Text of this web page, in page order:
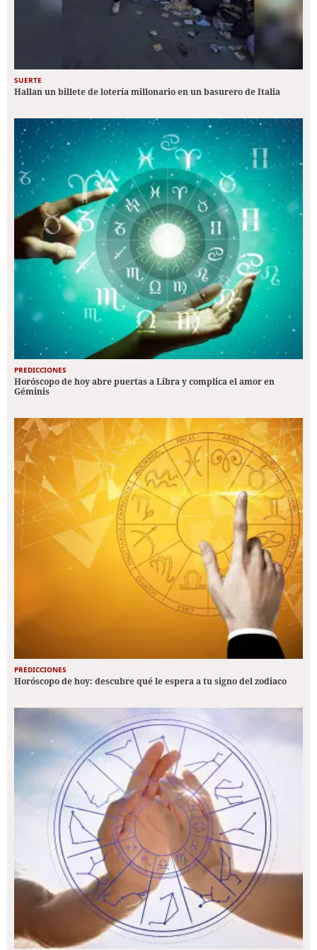
SUERTE
Hallan un billete de lotería millonario en un basurero de Italia
PREDICCIONES
Horóscopo de hoy abre puertas a Libra y complica el amor en
Géminis
PREDICCIONES
Horóscopo de hoy: descubre qué le espera a tu signo del zodiaco